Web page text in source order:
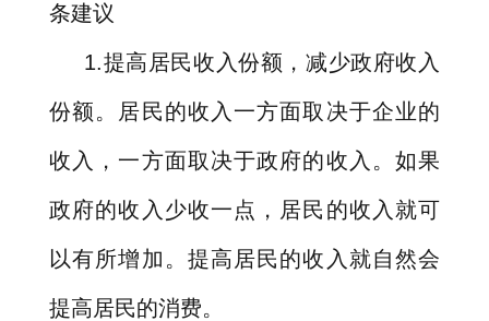
条建议
1.提高居民收入份额，减少政府收入
份额。居民的收入一方面取决于企业的
收入，一方面取决于政府的收入。如果
政府的收入少收一点，居民的收入就可
以有所增加。提高居民的收入就自然会
提高居民的消费。